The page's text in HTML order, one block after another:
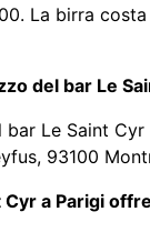
La birra
del bar Le
Le Saint Cyr
93100
Cyr a Parigi